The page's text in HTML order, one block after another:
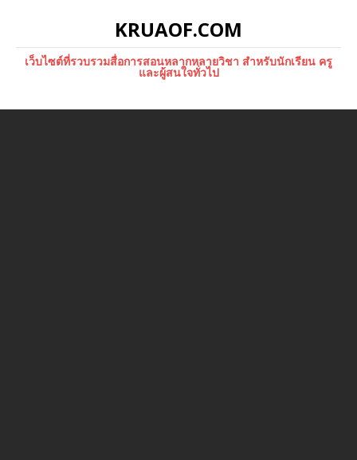
KRUAOF.COM
เว็บไซต์ที่รวบรวมสื่อการสอนหลากหลายวิชา สำหรับนักเรียน ครู
และผู้สนใจทั่วไป